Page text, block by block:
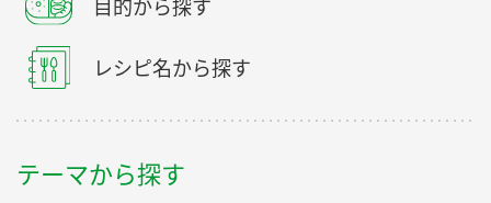
目的から探す
レシピ名から探す
テーマから探す